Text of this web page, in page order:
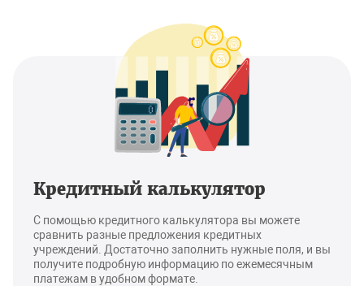
Кредитный калькулятор
С помощью кредитного калькулятора вы можете
сравнить разные предложения кредитных
учреждений. Достаточно заполнить нужные поля, и вы
получите подробную информацию по ежемесячным
платежам в удобном формате.